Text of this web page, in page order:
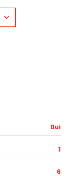
Oui
1
6